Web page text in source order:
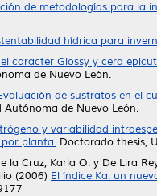
de metodologías para la
hídrica para
caracter Glossy y cera
de Nuevo León.
de sustratos en el
Autónoma de Nuevo León.
y variabilidad
planta. Doctorado thesis,
la Cruz, Karla O. y De Lira
(2006) El índice Ka: un